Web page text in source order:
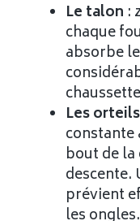
Le talon :
chaque
absorbe
Les
bout de
descente.
prévient
les ongles.